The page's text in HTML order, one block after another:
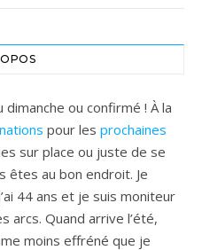
dimanche ou confirmé ! À la
pour les prochaines
sur place ou juste de se
êtes au bon endroit. Je
44 ans et je suis moniteur
arcs. Quand arrive l’été,
moins effréné que je